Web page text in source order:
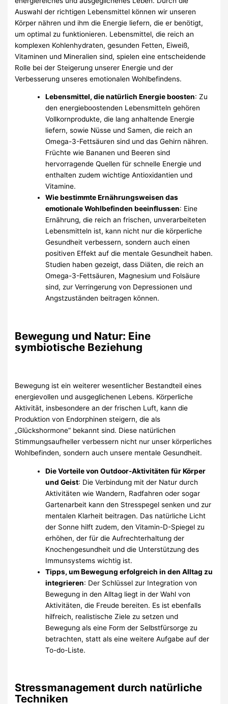
Auswahl der richtigen Lebensmittel können wir unseren
Körper nähren und ihm die Energie liefern, die er benötigt,
um optimal zu funktionieren. Lebensmittel, die reich an
komplexen Kohlenhydraten, gesunden Fetten, Eiweiß,
Vitaminen und Mineralien sind, spielen eine entscheidende
Rolle bei der Steigerung unserer Energie und der
Verbesserung unseres emotionalen Wohlbefindens.
Lebensmittel, die natürlich Energie boosten: Zu
den energieboostenden Lebensmitteln gehören
Vollkornprodukte, die lang anhaltende Energie
liefern, sowie Nüsse und Samen, die reich an
Omega-3-Fettsäuren sind und das Gehirn nähren.
Früchte wie Bananen und Beeren sind
hervorragende Quellen für schnelle Energie und
enthalten zudem wichtige Antioxidantien und
Vitamine.
Wie bestimmte Ernährungsweisen das
emotionale Wohlbefinden beeinflussen: Eine
Ernährung, die reich an frischen, unverarbeiteten
Lebensmitteln ist, kann nicht nur die körperliche
Gesundheit verbessern, sondern auch einen
positiven Effekt auf die mentale Gesundheit haben.
Studien haben gezeigt, dass Diäten, die reich an
Omega-3-Fettsäuren, Magnesium und Folsäure
sind, zur Verringerung von Depressionen und
Angstzuständen beitragen können.
Bewegung und Natur: Eine
symbiotische Beziehung
Bewegung ist ein weiterer wesentlicher Bestandteil eines
energievollen und ausgeglichenen Lebens. Körperliche
Aktivität, insbesondere an der frischen Luft, kann die
Produktion von Endorphinen steigern, die als
„Glückshormone“ bekannt sind. Diese natürlichen
Stimmungsaufheller verbessern nicht nur unser körperliches
Wohlbefinden, sondern auch unsere mentale Gesundheit.
Die Vorteile von Outdoor-Aktivitäten für Körper
und Geist: Die Verbindung mit der Natur durch
Aktivitäten wie Wandern, Radfahren oder sogar
Gartenarbeit kann den Stresspegel senken und zur
mentalen Klarheit beitragen. Das natürliche Licht
der Sonne hilft zudem, den Vitamin-D-Spiegel zu
erhöhen, der für die Aufrechterhaltung der
Knochengesundheit und die Unterstützung des
Immunsystems wichtig ist.
Tipps, um Bewegung erfolgreich in den Alltag zu
integrieren: Der Schlüssel zur Integration von
Bewegung in den Alltag liegt in der Wahl von
Aktivitäten, die Freude bereiten. Es ist ebenfalls
hilfreich, realistische Ziele zu setzen und
Bewegung als eine Form der Selbstfürsorge zu
betrachten, statt als eine weitere Aufgabe auf der
To-do-Liste.
Stressmanagement durch natürliche
Techniken